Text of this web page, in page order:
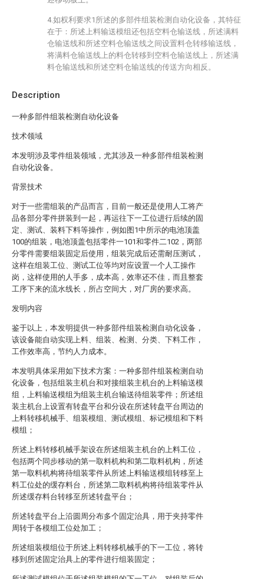
Description
一种多部件组装检测自动化设备
技术领域
本发明涉及零件组装领域，尤其涉及一种多部件组装检测
自动化设备。
背景技术
对于一些需组装的产品而言，目前一般还是使用人工将产
品各部分零件拼装到一起，再运往下一工位进行后续的固
定、测试、装料下料等操作，例如图1中所示的电池顶盖
100的组装，电池顶盖包括零件一101和零件二102，两部
分零件需要组装固定后使用，组装完成后还需耐压测试，
这样在组装工位、测试工位等均对应设置一个人工操作
岗，这样使用的人手多，成本高，效率还不佳，而且整套
工序下来的流水线长，所占空间大，对厂房的要求高。
发明内容
鉴于以上，本发明提供一种多部件组装检测自动化设备，
该设备能自动实现上料、组装、检测、分类、下料工作，
工作效率高，节约人力成本。
本发明具体采用如下技术方案：一种多部件组装检测自动
化设备，包括组装主机台和对接组装主机台的上料输送模
组，上料输送模组为组装主机台输送待组装零件；所述组
装主机台上设置有转盘平台和分设在所述转盘平台周边的
上料转移机械手、组装模组、测试模组、标记模组和下料
模组；
所述上料转移机械手架设在所述组装主机台的上料工位，
包括两个同步移动的第一取料机构和第二取料机构，所述
第一取料机构将待组装零件从所述上料输送模组转移至上
料工位处的缓存料台，所述第二取料机构将待组装零件从
所述缓存料台转移至所述转盘平台；
所述转盘平台上沿圆周分布多个固定治具，用于夹持零件
周转于各模组工位处加工；
所述组装模组位于所述上料转移机械手的下一工位，将转
移到所述固定治具上的零件进行组装固定；
4.如权利要求1所述的多部件组装检测自动化设备，其特征
在于：所述上料输送模组还包括空料仓输送线，所述满料
仓输送线和所述空料仓输送线之间设置料仓转移输送线，
将满料仓输送线上的料仓转移到空料仓输送线上，所述满
料仓输送线和所述空料仓输送线的传送方向相反。